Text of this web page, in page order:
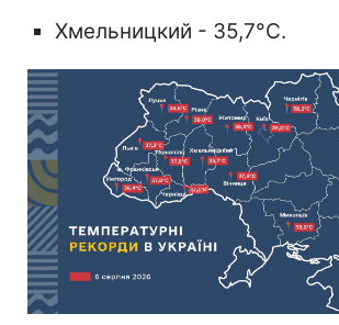
Хмельницкий - 35,7°C.